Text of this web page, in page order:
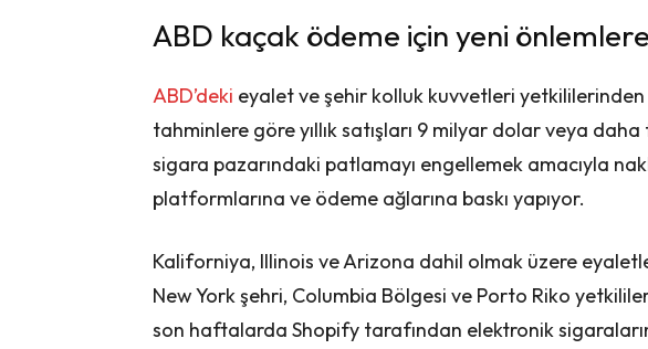
ABD kaçak ödeme için yeni
ABD’deki eyalet ve şehir kolluk kuvvetleri yetkililerinden
tahminlere göre yıllık satışları 9 milyar dolar veya
sigara pazarındaki patlamayı engellemek amacıyla
platformlarına ve ödeme ağlarına baskı yapıyor.
Kaliforniya, Illinois ve Arizona dahil olmak üzere
New York şehri, Columbia Bölgesi ve Porto Riko
son haftalarda Shopify tarafından elektronik